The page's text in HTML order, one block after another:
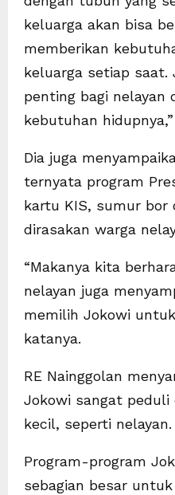
keluarga akan bisa
memberikan
keluarga setiap saat.
penting bagi nelayan
kebutuhan
Dia juga
ternyata program
kartu KIS, sumur bor
dirasakan warga
“Makanya kita
nelayan juga
memilih Jokowi
katanya.
RE Nainggolan
Jokowi sangat peduli
kecil, seperti nelayan.
Program-program
sebagian besar